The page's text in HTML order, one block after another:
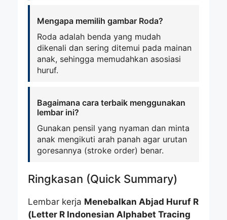
Mengapa memilih gambar Roda?
Roda adalah benda yang mudah
dikenali dan sering ditemui pada mainan
anak, sehingga memudahkan asosiasi
huruf.
Bagaimana cara terbaik menggunakan
lembar ini?
Gunakan pensil yang nyaman dan minta
anak mengikuti arah panah agar urutan
goresannya (stroke order) benar.
Ringkasan (Quick Summary)
Lembar kerja Menebalkan Abjad Huruf R
(Letter R Indonesian Alphabet Tracing